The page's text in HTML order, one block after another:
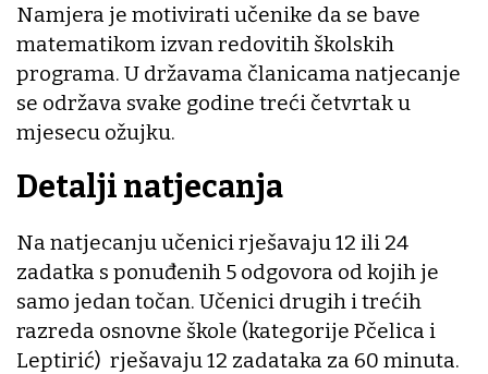
Namjera je motivirati učenike da se bave
matematikom izvan redovitih školskih
programa. U državama članicama natjecanje
se održava svake godine treći četvrtak u
mjesecu ožujku.
Detalji natjecanja
Na natjecanju učenici rješavaju 12 ili 24
zadatka s ponuđenih 5 odgovora od kojih je
samo jedan točan. Učenici drugih i trećih
razreda osnovne škole (kategorije Pčelica i
Leptirić) rješavaju 12 zadataka za 60 minuta.